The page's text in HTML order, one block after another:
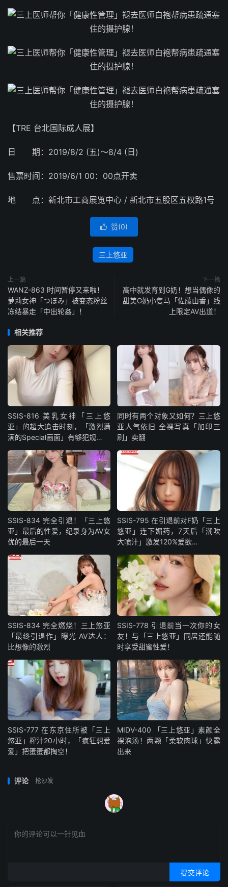
【TRE 台北国际成人展】
日 期：2019/8/2 (五)～8/4 (日)
售票时间：2019/6/1 00：00点开卖
地 点：新北市工商展览中心 / 新北市五股区五权路1号
 赞(0)
三上悠亚
上一篇
WANZ-863 时间暂停又来啦！
萝莉女神「つぼみ」被变态粉丝
冻结暴走「中出轮姦」！
下一篇
高中就发育到G奶！想当偶像的
甜美G奶小隻马「佐藤由香」线
上限定AV出道！
相关推荐
SSIS-816 美乳女神「三上悠
亚」的超大追击时刻，「激烈满
满的Special画面」有够犯规…
同时有两个对象又如何？三上悠
亚人气依旧 全裸写真「加印三
刷」卖翻
SSIS-834 完全引退！「三上悠
亚」最后的性爱，纪录身为AV女
优的最后一天
SSIS-795 在引退前对F奶「三上
悠亚」连下媚药，7天后「潮吹
大喷汁」激发120%爱欲…
SSIS-834 完全燃烧！三上悠亚
「最终引退作」曝光 AV达人：
比想像的激烈
SSIS-778 引退前当一次你的女
友！与「三上悠亚」同居还能随
时享受甜蜜性爱！
SSIS-777 在东京住所被「三上
悠亚」榨汁20小时，「疯狂想爱
爱」把蛋蛋都掏空！
MIDV-400 「三上悠亚」素颜全
裸泡汤！两颗「柔软肉球」快露
出来
评论 抢沙发
提交评论